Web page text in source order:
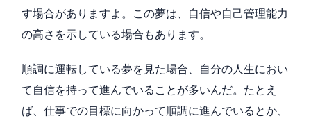
す場合がありますよ。この夢は、自信や自己管理能力
の高さを示している場合もあります。
順調に運転している夢を見た場合、自分の人生におい
て自信を持って進んでいることが多いんだ。たとえ
ば、仕事での目標に向かって順調に進んでいるとか、